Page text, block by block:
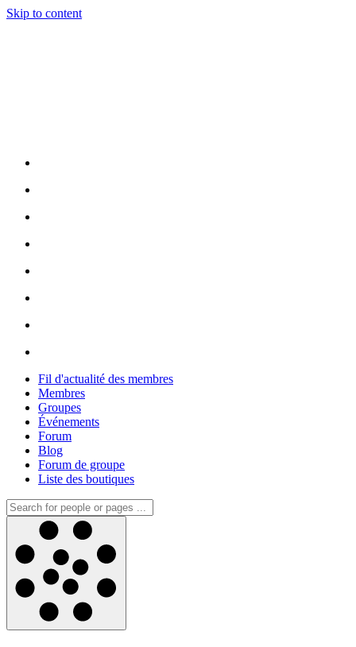
Skip to content
Fil d'actualité des membres
Membres
Groupes
Événements
Forum
Blog
Forum de groupe
Liste des boutiques